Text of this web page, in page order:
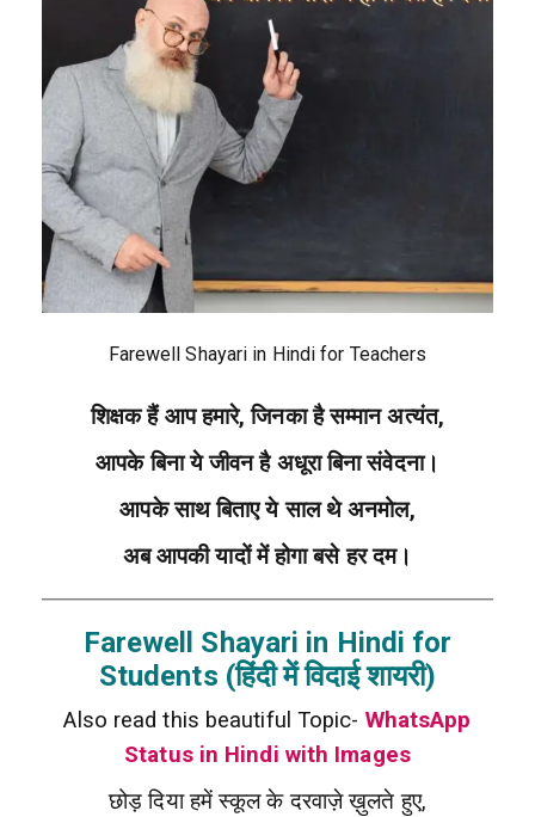
Farewell Shayari in Hindi for Teachers
शिक्षक हैं आप हमारे, जिनका है सम्मान अत्यंत,
आपके बिना ये जीवन है अधूरा बिना संवेदना।
आपके साथ बिताए ये साल थे अनमोल,
अब आपकी यादों में होगा बसे हर दम।
Farewell Shayari in Hindi for
Students (हिंदी में विदाई शायरी)
Also read this beautiful Topic- WhatsApp
Status in Hindi with Images
छोड़ दिया हमें स्कूल के दरवाज़े ख़ुलते हुए,